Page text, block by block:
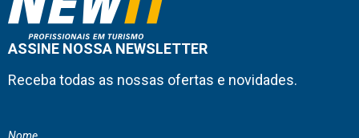
ASSINE NOSSA NEWSLETTER
Receba todas as nossas ofertas e novidades.